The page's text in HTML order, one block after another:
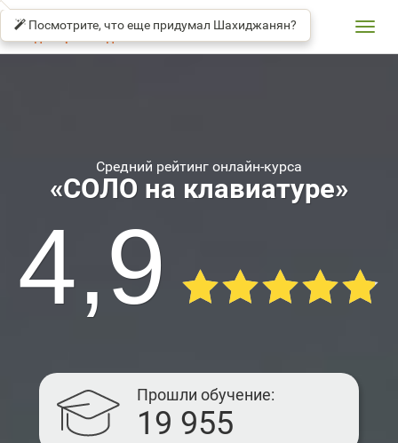
СОЛО КЛАВИАТУРЕ
Средний рейтинг онлайн-курса
«СОЛО на клавиатуре»
4,9
Прошли обучение
19 955
Посмотрите, что еще придумал Шахиджанян?